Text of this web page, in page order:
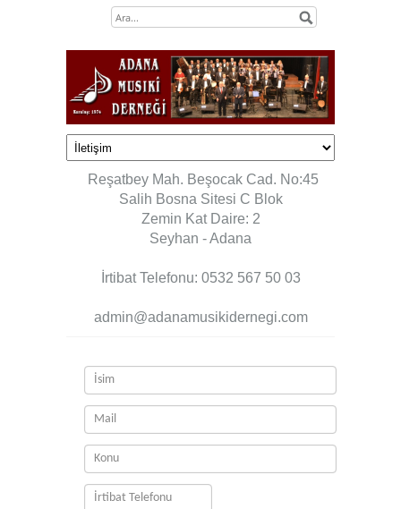
Reşatbey Mah. Beşocak Cad. No:45
Salih Bosna Sitesi C Blok
Zemin Kat Daire: 2
Seyhan - Adana
İrtibat Telefonu: 0532 567 50 03
admin@adanamusikidernegi.com